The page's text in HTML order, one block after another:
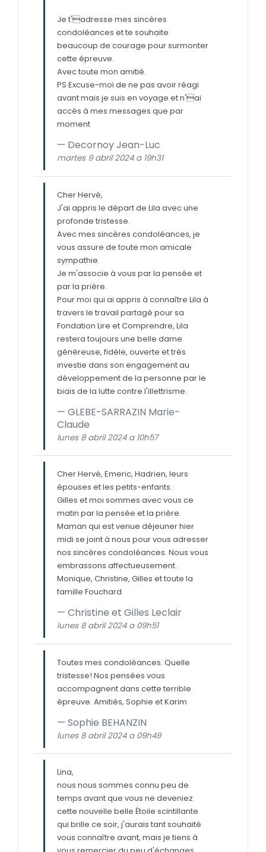
Je t'adresse mes sincères
condoléances et te souhaite
beaucoup de courage pour surmonter
cette épreuve.
Avec toute mon amitié.
PS Excuse-moi de ne pas avoir réagi
avant mais je suis en voyage et n'ai
accès à mes messages que par
moment
Decornoy Jean-Luc
martes 9 abril 2024 a 19h31
Cher Hervé,
J'ai appris le départ de Lila avec une
profonde tristesse.
Avec mes sincères condoléances, je
vous assure de toute mon amicale
sympathie.
Je m'associe à vous par la pensée et
par la prière.
Pour moi qui ai appris à connaître Lila à
travers le travail partagé pour sa
Fondation Lire et Comprendre, Lila
restera toujours une belle dame
généreuse, fidèle, ouverte et très
investie dans son engagement au
développement de la personne par le
biais de la lutte contre l'illettrisme.
GLEBE-SARRAZIN Marie-
Claude
lunes 8 abril 2024 a 10h57
Cher Hervé, Emeric, Hadrien, leurs
épouses et les petits-enfants.
Gilles et moi sommes avec vous ce
matin par la pensée et la prière.
Maman qui est venue déjeuner hier
midi se joint à nous pour vous adresser
nos sincères condoléances. Nous vous
embrassons affectueusement.
Monique, Christine, Gilles et toute la
famille Fouchard
Christine et Gilles Leclair
lunes 8 abril 2024 a 09h51
Toutes mes condoléances. Quelle
tristesse! Nos pensées vous
accompagnent dans cette terrible
épreuve. Amitiés, Sophie et Karim
Sophie BEHANZIN
lunes 8 abril 2024 a 09h49
Lina,
nous nous sommes connu peu de
temps avant que vous ne deveniez
cette nouvelle belle Étoile scintillante
qui brille ce soir, j'aurais tant souhaité
vous connaître avant, mais je tiens à